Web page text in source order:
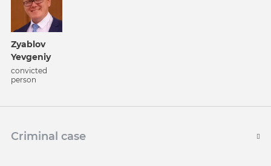
Zyablov
Yevgeniy
convicted
person
Criminal case